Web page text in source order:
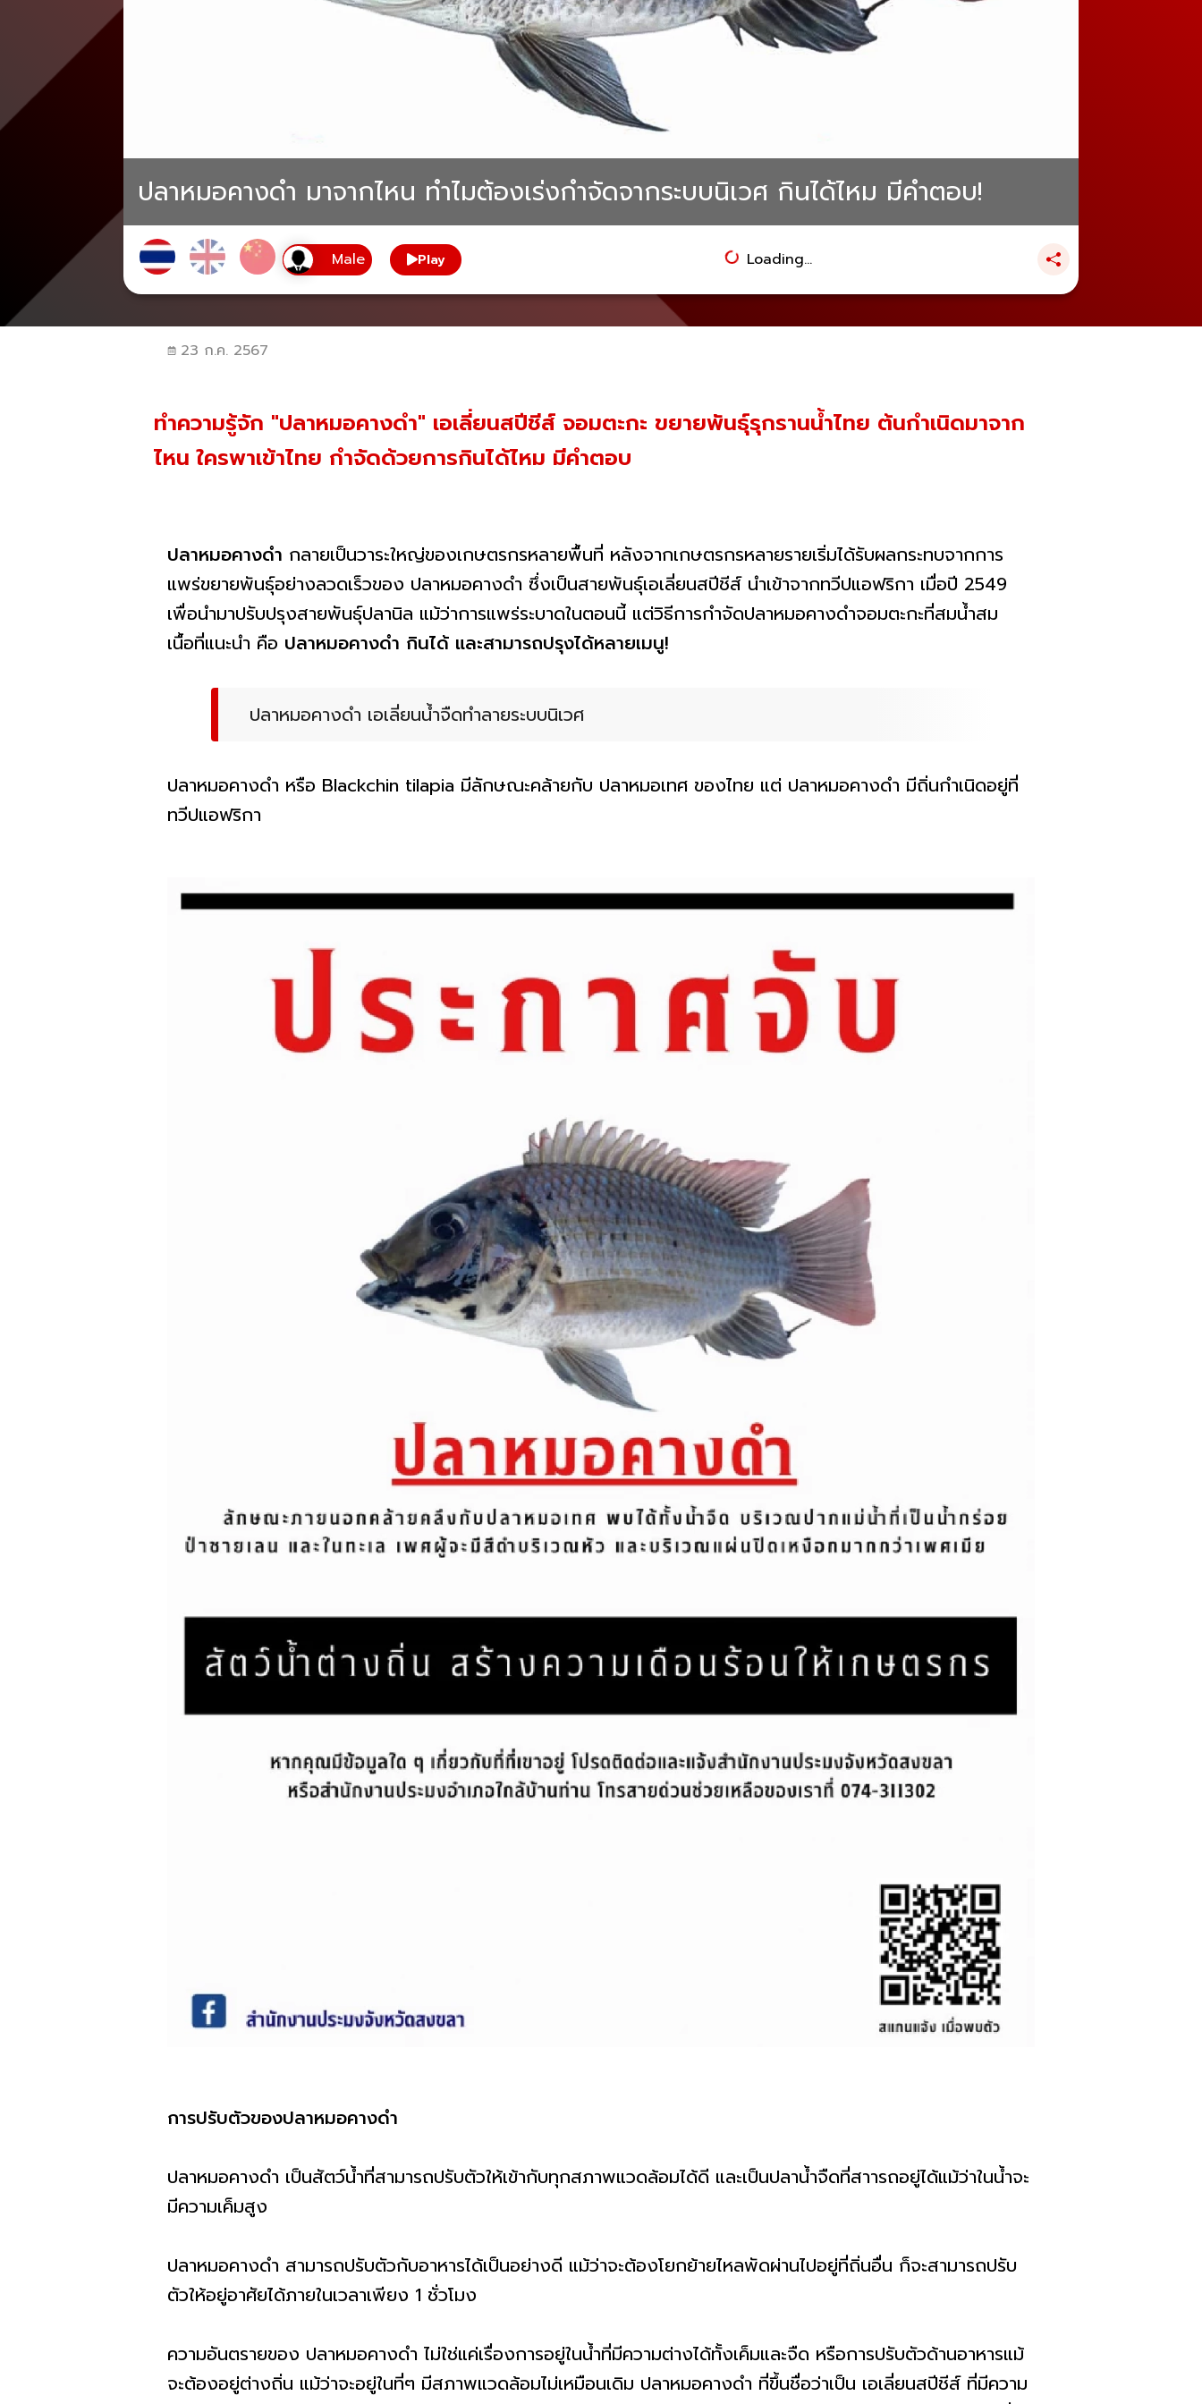
ปลาหมอคางดำ มาจากไหน ทำไมต้องเร่งกำจัดจากระบบนิเวศ กินได้ไหม มีคำตอบ!
Play Loading...
23 ก.ค. 2567
ทำความรู้จัก "ปลาหมอคางดำ" เอเลี่ยนสปีชีส์ จอมตะกะ ขยายพันธุ์รุกรานน้ำไทย ต้นกำเนิดมาจาก
ไหน ใครพาเข้าไทย กำจัดด้วยการกินได้ไหม มีคำตอบ
ปลาหมอคางดำ กลายเป็นวาระใหญ่ของเกษตรกรหลายพื้นที่ หลังจากเกษตรกรหลายรายเริ่มได้รับผลกระทบจากการ
แพร่ขยายพันธุ์อย่างลวดเร็วของ ปลาหมอคางดำ ซึ่งเป็นสายพันธุ์เอเลี่ยนสปีชีส์ นำเข้าจากทวีปแอฟริกา เมื่อปี 2549
เพื่อนำมาปรับปรุงสายพันธุ์ปลานิล แม้ว่าการแพร่ระบาดในตอนนี้ แต่วิธีการกำจัดปลาหมอคางดำจอมตะกะที่สมน้ำสม
เนื้อที่แนะนำ คือ ปลาหมอคางดำ กินได้ และสามารถปรุงได้หลายเมนู!
ปลาหมอคางดำ เอเลี่ยนน้ำจืดทำลายระบบนิเวศ
ปลาหมอคางดำ หรือ Blackchin tilapia มีลักษณะคล้ายกับ ปลาหมอเทศ ของไทย แต่ ปลาหมอคางดำ มีถิ่นกำเนิดอยู่ที่
ทวีปแอฟริกา
การปรับตัวของปลาหมอคางดำ
ปลาหมอคางดำ เป็นสัตว์น้ำที่สามารถปรับตัวให้เข้ากับทุกสภาพแวดล้อมได้ดี และเป็นปลาน้ำจืดที่สาารถอยู่ได้แม้ว่าในน้ำจะ
มีความเค็มสูง
ปลาหมอคางดำ สามารถปรับตัวกับอาหารได้เป็นอย่างดี แม้ว่าจะต้องโยกย้ายไหลพัดผ่านไปอยู่ที่ถิ่นอื่น ก็จะสามารถปรับ
ตัวให้อยู่อาศัยได้ภายในเวลาเพียง 1 ชั่วโมง
ความอันตรายของ ปลาหมอคางดำ ไม่ใช่แค่เรื่องการอยู่ในน้ำที่มีความต่างได้ทั้งเค็มและจืด หรือการปรับตัวด้านอาหารแม้
จะต้องอยู่ต่างถิ่น แม้ว่าจะอยู่ในที่ๆ มีสภาพแวดล้อมไม่เหมือนเดิม ปลาหมอคางดำ ที่ขึ้นชื่อว่าเป็น เอเลี่ยนสปีชีส์ ที่มีความ